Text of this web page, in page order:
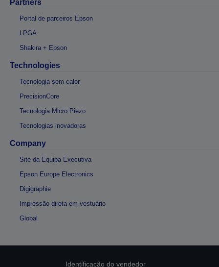
Partners
Portal de parceiros Epson
LPGA
Shakira + Epson
Technologies
Tecnologia sem calor
PrecisionCore
Tecnologia Micro Piezo
Tecnologias inovadoras
Company
Site da Equipa Executiva
Epson Europe Electronics
Digigraphie
Impressão direta em vestuário
Global
Identificação do vendedor